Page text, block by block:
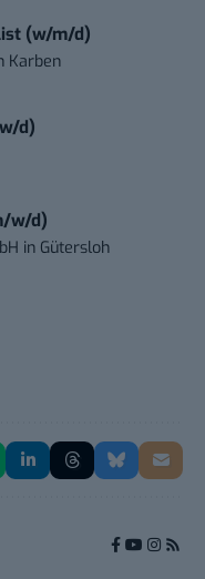
(w/m/d)
Karben
d)
w/d)
in Gütersloh